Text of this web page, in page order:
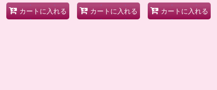
カートに入れる カートに入れる カートに入れる